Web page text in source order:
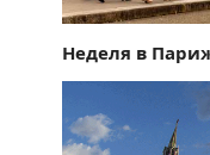
Неделя в